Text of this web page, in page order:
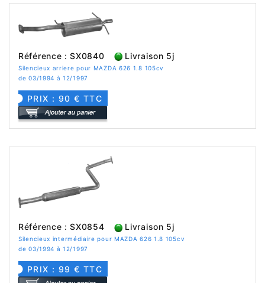
Référence : SX0840 Livraison 5j
Silencieux arriere pour MAZDA 626 1.8 105cv
de 03/1994 à 12/1997
PRIX : 90 € TTC
Référence : SX0854 Livraison 5j
Silencieux intermédiaire pour MAZDA 626 1.8 105cv
de 03/1994 à 12/1997
PRIX : 99 € TTC